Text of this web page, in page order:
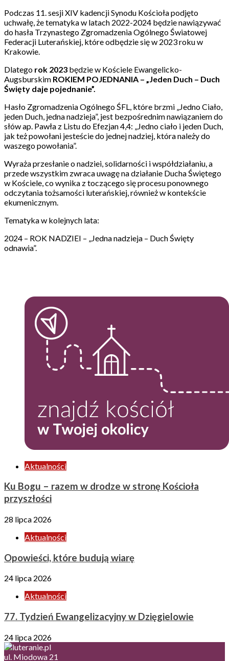
Podczas 11. sesji XIV kadencji Synodu Kościoła podjęto
uchwałę, że tematyka w latach 2022-2024 będzie nawiązywać
do hasła Trzynastego Zgromadzenia Ogólnego Światowej
Federacji Luterańskiej, które odbędzie się w 2023 roku w
Krakowie.
Dlatego rok 2023 będzie w Kościele Ewangelicko-
Augsburskim ROKIEM POJEDNANIA – „Jeden Duch – Duch
Święty daje pojednanie”.
Hasło Zgromadzenia Ogólnego ŚFL, które brzmi „Jedno Ciało,
jeden Duch, jedna nadzieja”, jest bezpośrednim nawiązaniem do
słów ap. Pawła z Listu do Efezjan 4,4: „Jedno ciało i jeden Duch,
jak też powołani jesteście do jednej nadziej, która należy do
waszego powołania”.
Wyraża przesłanie o nadziei, solidarności i współdziałaniu, a
przede wszystkim zwraca uwagę na działanie Ducha Świętego
w Kościele, co wynika z toczącego się procesu ponownego
odczytania tożsamości luterańskiej, również w kontekście
ekumenicznym.
Tematyka w kolejnych lata:
2024 – ROK NADZIEI – „Jedna nadzieja – Duch Święty
odnawia”.
Aktualności
Ku Bogu – razem w drodze w stronę Kościoła
przyszłości
28 lipca 2026
Aktualności
Opowieści, które budują wiarę
24 lipca 2026
Aktualności
77. Tydzień Ewangelizacyjny w Dzięgielowie
24 lipca 2026
ul. Miodowa 21